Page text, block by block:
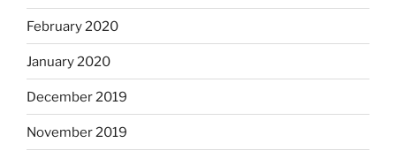
February 2020
January 2020
December 2019
November 2019